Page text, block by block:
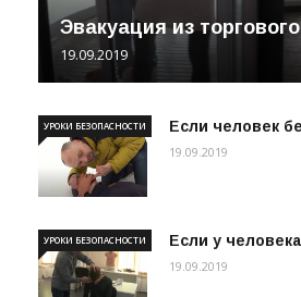
Эвакуация из
19.09.2019
Если человек
УРОКИ БЕЗОПАСНОСТИ
19.09.2019
Если у
УРОКИ БЕЗОПАСНОСТИ
19.09.2019